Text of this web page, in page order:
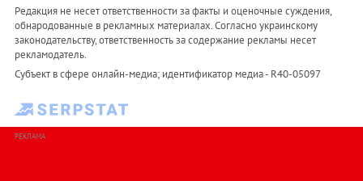
Редакция не несет ответственности за факты и оценочные суждения,
обнародованные в рекламных материалах. Согласно украинскому
законодательству, ответственность за содержание рекламы несет
рекламодатель.
Субъект в сфере онлайн-медиа; идентификатор медиа - R40-05097
РЕКЛАМА